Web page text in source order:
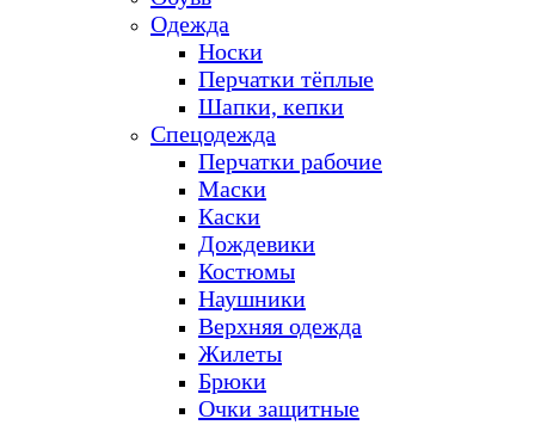
Одежда
Носки
Перчатки тёплые
Шапки, кепки
Спецодежда
Перчатки рабочие
Маски
Каски
Дождевики
Костюмы
Наушники
Верхняя одежда
Жилеты
Брюки
Очки защитные